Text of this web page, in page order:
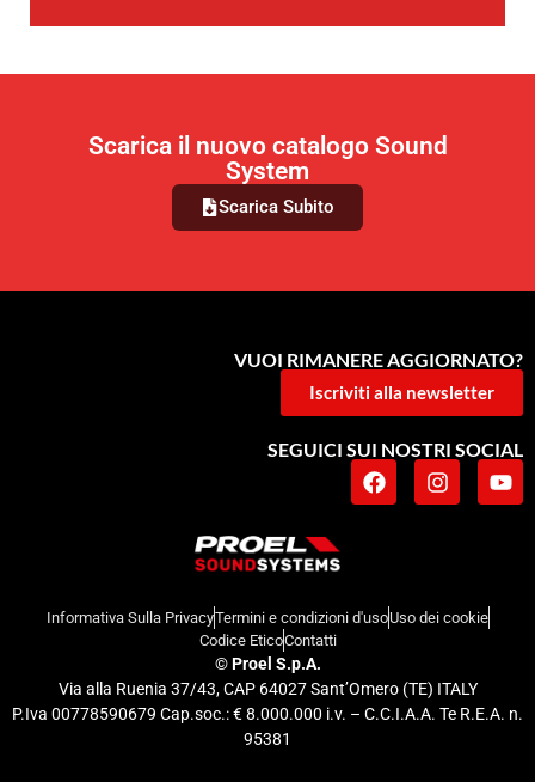
Scarica il nuovo catalogo Sound
System
Scarica Subito
Informativa Sulla PrivacyTermini e condizioni d'usoUso dei cookie
Codice EticoContatti
©Proel S.p.A.
Via alla Ruenia 37/43, CAP 64027 Sant’Omero (TE) ITALY
P.Iva 00778590679 Cap.soc.: € 8.000.000 i.v. – C.C.I.A.A. Te R.E.A. n.
95381
VUOI RIMANERE AGGIORNATO?
Iscriviti alla newsletter
SEGUICI SUI NOSTRI SOCIAL